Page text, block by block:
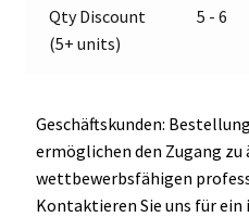
Qty Discount
(5+ units)
5 - 6
Geschäftskunden:
ermöglichen den Zugang zu
wettbewerbsfähigen
Kontaktieren Sie uns für